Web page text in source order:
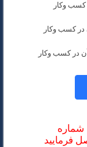
کسب وکار
کسب وکار
در کسب وکار
شماره